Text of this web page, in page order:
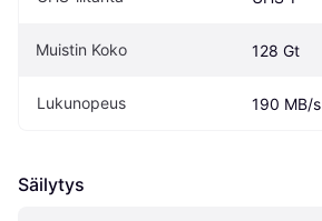
Muistin Koko 128 Gt
Lukunopeus 190 MB/s
Säilytys